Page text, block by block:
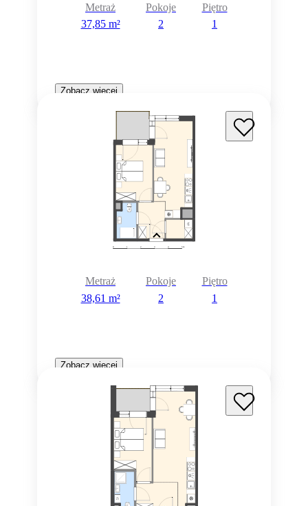
Metraż
37,85 m²
Pokoje
2
Piętro
1
Zobacz więcej
Metraż
38,61 m²
Pokoje
2
Piętro
1
Zobacz więcej